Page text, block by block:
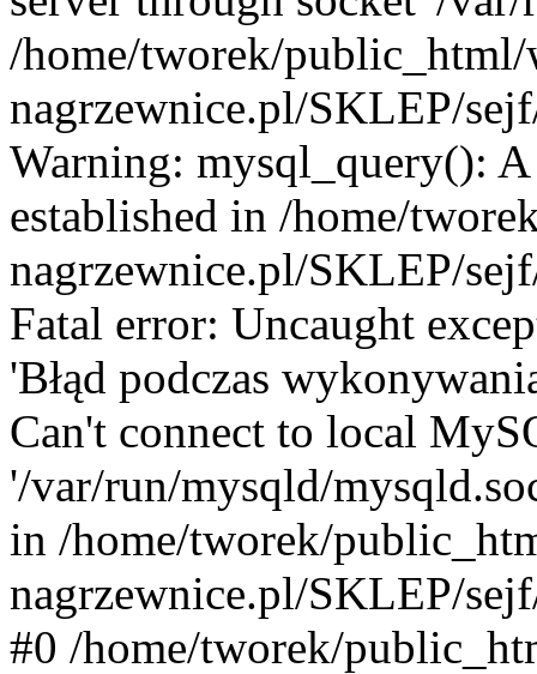
/home/tworek/public_html/
nagrzewnice.pl/SKLEP/
Warning: mysql_query():
established in /home/
nagrzewnice.pl/SKLEP/
Fatal error: Uncaught
'Błąd podczas
Can't connect to local
'/var/run/mysqld/
in /home/tworek/
nagrzewnice.pl/SKLEP/
#0 /home/tworek/